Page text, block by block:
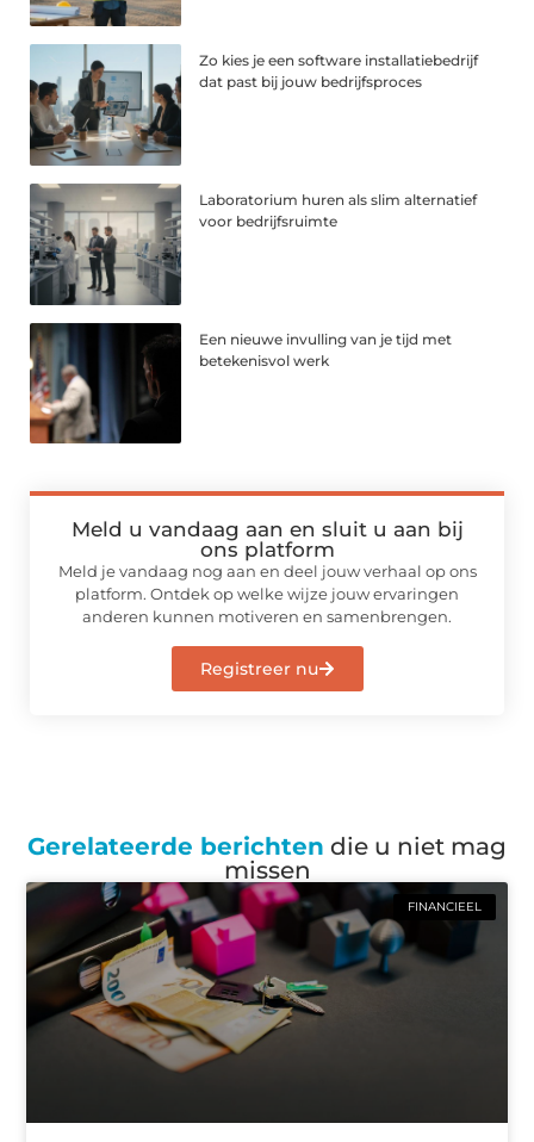
Zo kies je een software installatiebedrijf
dat past bij jouw bedrijfsproces
Laboratorium huren als slim alternatief
voor bedrijfsruimte
Een nieuwe invulling van je tijd met
betekenisvol werk
Meld u vandaag aan en sluit u aan bij
ons platform
Meld je vandaag nog aan en deel jouw verhaal op ons
platform. Ontdek op welke wijze jouw ervaringen
anderen kunnen motiveren en samenbrengen.
Registreer nu
Gerelateerde berichten die u niet mag
missen
FINANCIEEL